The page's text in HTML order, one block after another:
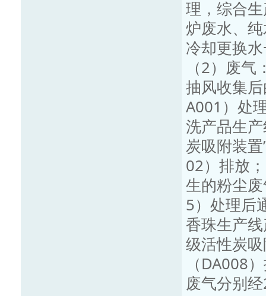
理，综合
炉废水、
冷却更换
（2）废
抽风收集
A001）处
洗产品生
炭吸附装
02）排放
生的粉尘
5）处理后
香珠生产
级活性炭
（DA008
废气分别